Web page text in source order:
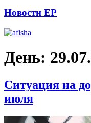
Новости ЕР
День:
Ситуация на
июля